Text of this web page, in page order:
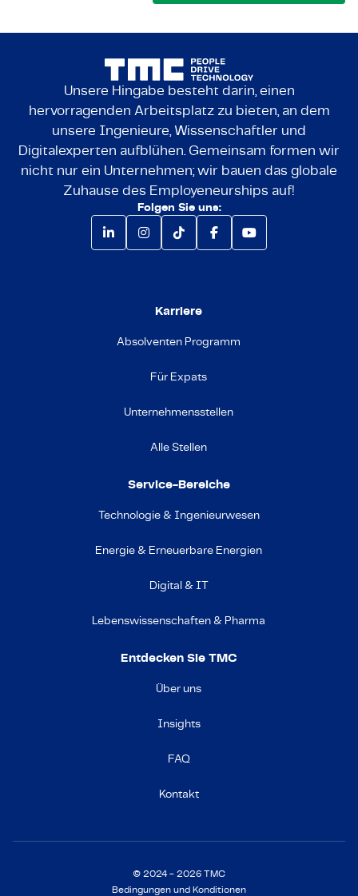
Unsere Hingabe besteht darin, einen
hervorragenden Arbeitsplatz zu bieten, an dem
unsere Ingenieure, Wissenschaftler und
Digitalexperten aufblühen. Gemeinsam formen wir
nicht nur ein Unternehmen; wir bauen das globale
Zuhause des Employeneurships auf!
Folgen Sie uns:
Karriere
Absolventen Programm
Für Expats
Unternehmensstellen
Alle Stellen
Service-Bereiche
Technologie & Ingenieurwesen
Energie & Erneuerbare Energien
Digital & IT
Lebenswissenschaften & Pharma
Entdecken Sie TMC
Über uns
Insights
FAQ
Kontakt
© 2024 - 2026 TMC
Bedingungen und Konditionen